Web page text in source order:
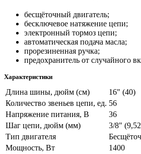
бесщёточный двигатель;
бесключевое натяжение цепи;
электронный тормоз цепи;
автоматическая подача масла;
прорезиненная ручка;
предохранитель от случайного
Характеристики
Длина шины, дюйм (см)
16" (40)
Количество звеньев цепи, ед. 56
Напряжение питания, В
36
Шаг цепи, дюйм (мм)
3/8"
Тип двигателя
Мощность, Вт
1400